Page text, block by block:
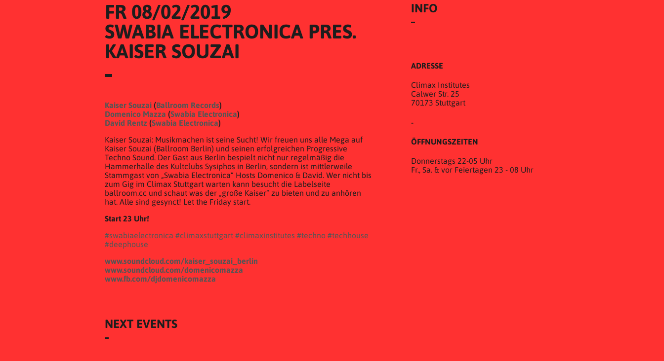
FR 08/02/2019
SWABIA ELECTRONICA PRES.
KAISER SOUZAI
Kaiser Souzai (Ballroom Records)
Domenico Mazza (Swabia Electronica)
David Rentz (Swabia Electronica)
Kaiser Souzai: Musikmachen ist seine Sucht! Wir freuen uns alle Mega auf
Kaiser Souzai (Ballroom Berlin) und seinen erfolgreichen Progressive
Techno Sound. Der Gast aus Berlin bespielt nicht nur regelmäßig die
Hammerhalle des Kultclubs Sysiphos in Berlin, sondern ist mittlerweile
Stammgast von „Swabia Electronica“ Hosts Domenico & David. Wer nicht bis
zum Gig im Climax Stuttgart warten kann besucht die Labelseite
ballroom.cc und schaut was der „große Kaiser“ zu bieten und zu anhören
hat. Alle sind gesynct! Let the Friday start.
Start 23 Uhr!
#swabiaelectronica #climaxstuttgart #climaxinstitutes #techno #techhouse
#deephouse
www.soundcloud.com/kaiser_souzai_berlin
www.soundcloud.com/domenicomazza
www.fb.com/djdomenicomazza
NEXT EVENTS
INFO
ADRESSE
Climax Institutes
Calwer Str. 25
70173 Stuttgart
-
ÖFFNUNGSZEITEN
Donnerstags 22-05 Uhr
Fr., Sa. & vor Feiertagen 23 - 08 Uhr